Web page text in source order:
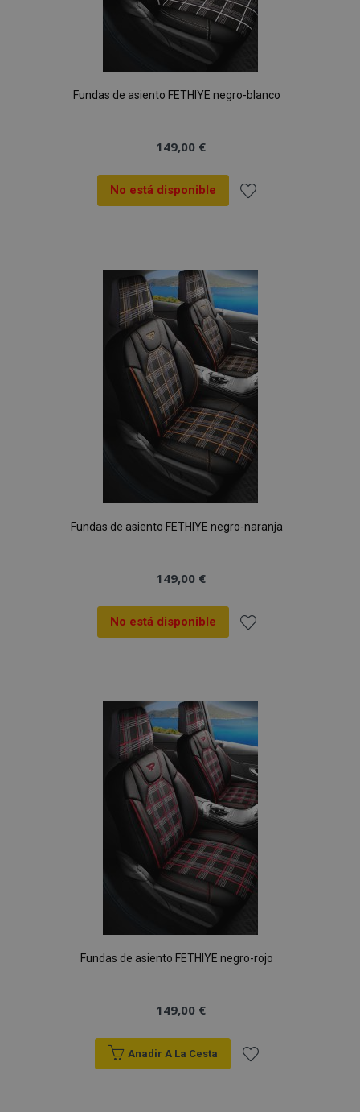
Fundas de asiento FETHIYE negro-blanco
149,00 €
No está disponible
Lista
de
Deseos
Fundas de asiento FETHIYE negro-naranja
149,00 €
No está disponible
Lista
de
Deseos
Fundas de asiento FETHIYE negro-rojo
149,00 €
Anadir A La Cesta